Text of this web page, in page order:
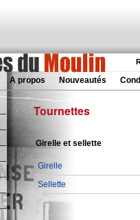
A propos Nouveautés
Tournettes
Girelle et sellette
Girelle
Sellette